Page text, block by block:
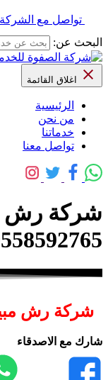
تواصل مع الشركة
البحث عن:
اغلاق القائمة
الرئيسية
من نحن
خدماتنا
تواصل معنا
شركة رش
0558592765 مع
شركة رش
شارك مع الاصدقاء